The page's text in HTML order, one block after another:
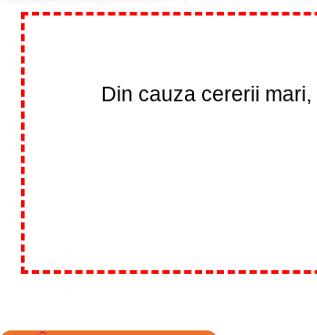
Din cauza cererii mari,